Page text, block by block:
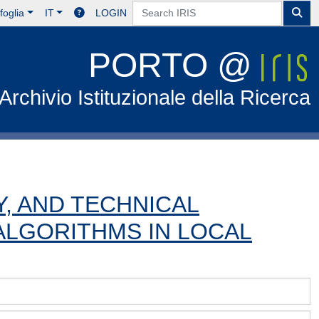
IT LOGIN
PORTO @
Istituzionale della Ricerca
AND TECHNICAL
IN LOCAL